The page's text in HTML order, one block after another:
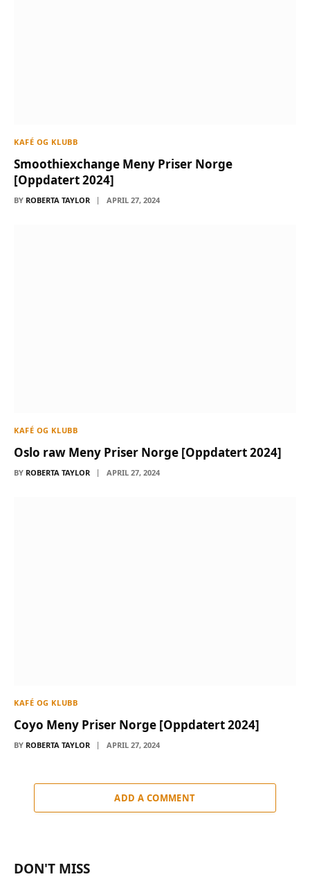
KAFÉ OG KLUBB
Smoothiexchange Meny Priser Norge
[Oppdatert 2024]
BY ROBERTA TAYLOR APRIL 27, 2024
KAFÉ OG KLUBB
Oslo raw Meny Priser Norge [Oppdatert 2024]
BY ROBERTA TAYLOR APRIL 27, 2024
KAFÉ OG KLUBB
Coyo Meny Priser Norge [Oppdatert 2024]
BY ROBERTA TAYLOR APRIL 27, 2024
ADD A COMMENT
DON'T MISS